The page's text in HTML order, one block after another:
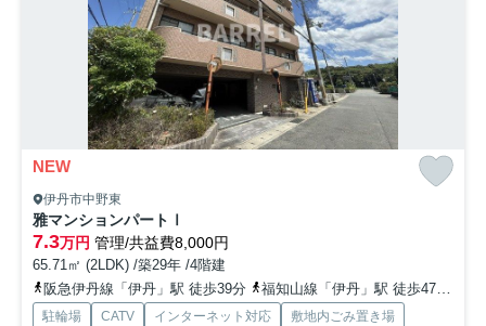
NEW
伊丹市中野東
雅マンションパートⅠ
7.3万円 管理/共益費8,000円
65.71㎡ (2LDK) /築29年 /4階建
阪急伊丹線「伊丹」駅 徒歩39分
福知山線「伊丹」駅 徒歩47分
駐輪場 CATV インターネット対応
敷地内ごみ置き場